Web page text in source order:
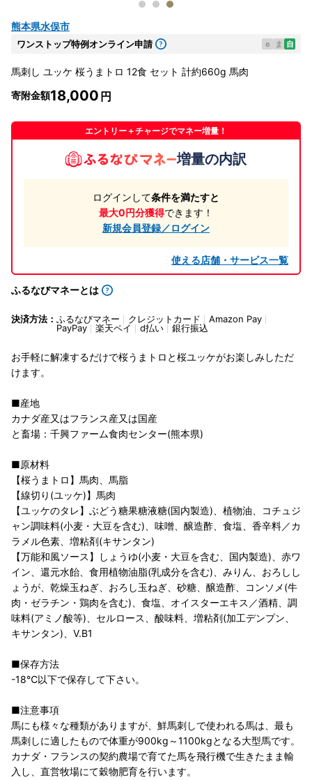
熊本県水俣市
ワンストップ特例オンライン申請 e ま 自
馬刺し ユッケ 桜うまトロ 12食 セット 計約660g 馬肉
寄附金額18,000
エントリー＋チャージでマネー増量！
増量の内訳
ログインして条件を満たすと
最大0円分獲得できます！
新規会員登録／ログイン
使える店舗・サービス一覧
ふるなびマネーとは
決済方法： ふるなびマネー クレジットカード
Amazon Pay
PayPay
楽天ペイ d払い 銀行振込
お手軽に解凍するだけで桜うまトロと桜ユッケがお楽しみしただ
けます。
■産地
カナダ産又はフランス産又は国産
と畜場：千興ファーム食肉センター(熊本県)
■原材料
【桜うまトロ】馬肉、馬脂
【線切り(ユッケ)】馬肉
【ユッケのタレ】ぶどう糖果糖液糖(国内製造)、植物油、コチュジ
ャン調味料(小麦・大豆を含む)、味噌、醸造酢、食塩、香辛料／カ
ラメル色素、増粘剤(キサンタン)
【万能和風ソース】しょうゆ(小麦・大豆を含む、国内製造)、赤ワ
イン、還元水飴、食用植物油脂(乳成分を含む)、みりん、おろしし
ょうが、乾燥玉ねぎ、おろし玉ねぎ、砂糖、醸造酢、コンソメ(牛
肉・ゼラチン・鶏肉を含む)、食塩、オイスターエキス／酒精、調
味料(アミノ酸等)、セルロース、酸味料、増粘剤(加工デンプン、
キサンタン)、V.B1
■保存方法
-18℃以下で保存して下さい。
■注意事項
馬にも様々な種類がありますが、鮮馬刺しで使われる馬は、最も
馬刺しに適したもので体重が900kg～1100kgとなる大型馬です。
カナダ・フランスの契約農場で育てた馬を飛行機で生きたまま輸
入し、直営牧場にて穀物肥育を行います。